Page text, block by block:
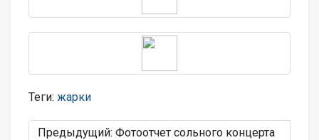
Теги: жарки
Предыдущий: Фотоотчет сольного концерта